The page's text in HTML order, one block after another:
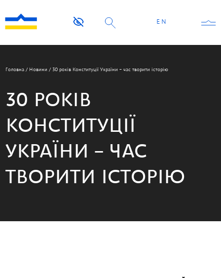
EN
Головна / Новини / 30 років Конституції України – час творити історію
30 РОКІВ
КОНСТИТУЦІЇ
УКРАЇНИ – ЧАС
ТВОРИТИ ІСТОРІЮ